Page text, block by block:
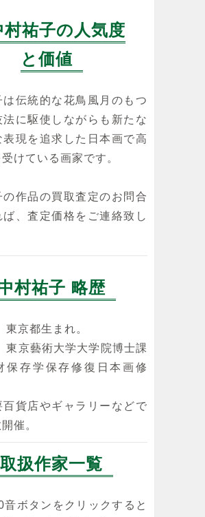
村祐子の人気度
と価値
は伝統的な花鳥風月のもつ
法に駆使しながらも新たな
表現を追求した日本画で高
けている画家です。
の作品の買取査定のお問合
ば、査定価格をご連絡致し
村祐子 略歴
京都生まれ。
京藝術大学大学院博士課
保存学保存修復日本画修
百貨店やギャラリーなどで
催。
取扱作家一覧
音ボタンをクリックすると